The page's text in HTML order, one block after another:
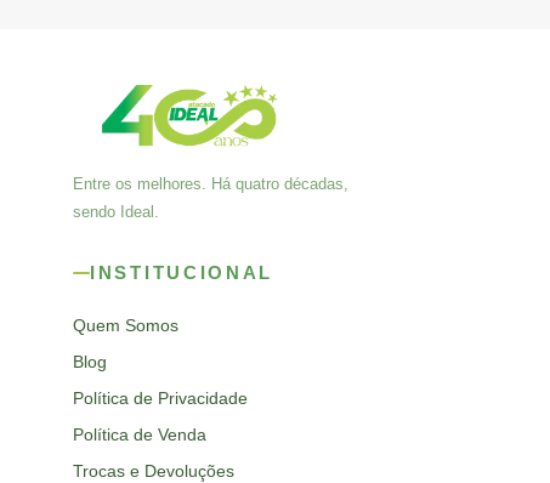
Entre os melhores. Há quatro décadas,
sendo Ideal.
INSTITUCIONAL
Quem Somos
Blog
Política de Privacidade
Política de Venda
Trocas e Devoluções